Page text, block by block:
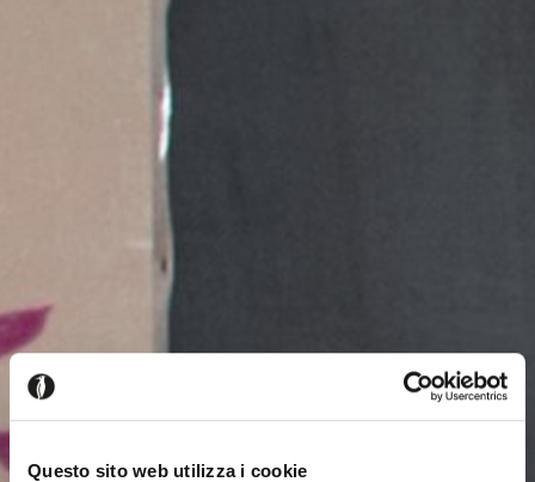
Questo sito web utilizza i cookie